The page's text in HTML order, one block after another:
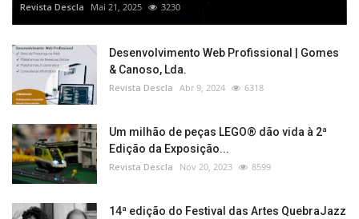
Revista Descla Mai 21, 2025 3230
Desenvolvimento Web Profissional | Gomes
& Canoso, Lda.
Revista Descla Abr 9, 2024 6318
Um milhão de peças LEGO® dão vida à 2ª
Edição da Exposição...
Revista Descla Nov 20, 2023 8599
14ª edição do Festival das Artes QuebraJazz